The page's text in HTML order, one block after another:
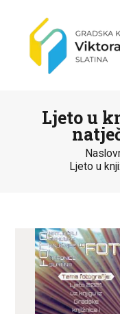
Ljeto u
Ljeto u
KATALOG
O